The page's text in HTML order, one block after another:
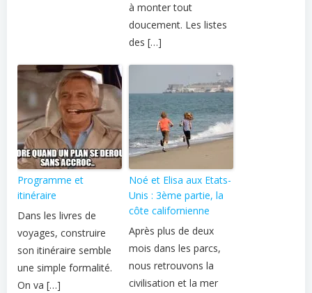
à monter tout
doucement. Les listes
des […]
Programme et
itinéraire
Dans les livres de
voyages, construire
son itinéraire semble
une simple formalité.
On va […]
Noé et Elisa aux Etats-
Unis : 3ème partie, la
côte californienne
Après plus de deux
mois dans les parcs,
nous retrouvons la
civilisation et la mer